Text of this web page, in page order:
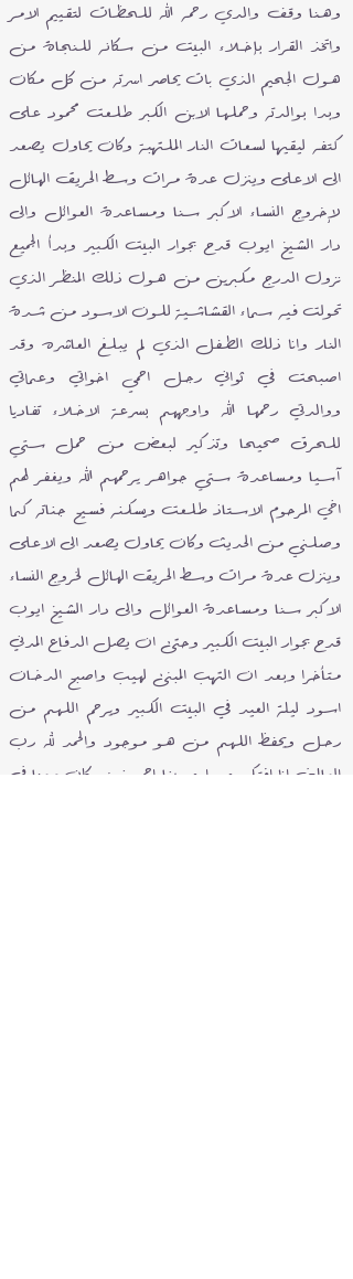
وهنا وقف والدي رحمه الله للحظات لتقييم الامر
واتخذ القرار بإخـلاء البيت من سكانه للنجاة من
هول الجحيم الذي بات يحاصر اسرته من كل مكان
وبدا بوالدته وحملها الابن الكبر طلعت محمود على
كتفه ليقيها لسعات النار الملتهبة وكان يحاول يصعد
الى الاعلى وينزل عدة مرات وسط الحريق الهائل
لإخروج النساء الاكبر سنا ومساعدة العوائل والى
دار الشيخ ايوب قدح بجوار البيت الكبير وبدأ الجميع
نزول الدرج مكبرين من هول ذلك المنظر الذي
تحولت فيه سماء القشاشية للون الاسود من شدة
النار وانا ذلك الطفل الذي لم يبلغ العاشره وقد
اصبحت في ثواني رجل احمي اخواتي وعماتي
ووالدتي رحمها الله واوجههم بسرعة الاخلاء تفاديا
للحرق صحيحا وتذكير لبعض من حمل ستي
آسيا ومساعدة ستي جواهر يرحمهم الله ويغفر لهم
اخي المرحوم الاستاذ طلعت ويسكنه فسيح جناته كما
وصلني من الحديث وكان يحاول يصعد الى الاعلى
وينزل عدة مرات وسط الحريق الهائل لخروج النساء
الاكبر سنا ومساعدة العوائل والى دار الشيخ ايوب
قدح بجوار البيت الكبير وحتى ان يصل الدفاع المدني
متأخرا وبعد ان التهب المبنى لهيب واصبح الدخان
اسود ليلة العيد في البيت الكبير ويرحم اللهم من
رحل ويحفظ اللهم من هو موجود والحمد لله رب
العالمين انا افتكر جيدا حبيبنا احمد زين كان معنا في